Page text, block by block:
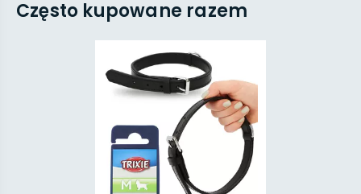
Często kupowane razem